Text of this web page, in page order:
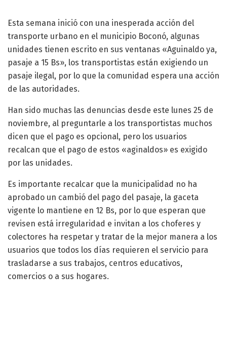
Esta semana inició con una inesperada acción del
transporte urbano en el municipio Boconó, algunas
unidades tienen escrito en sus ventanas «Aguinaldo ya,
pasaje a 15 Bs», los transportistas están exigiendo un
pasaje ilegal, por lo que la comunidad espera una acción
de las autoridades.
Han sido muchas las denuncias desde este lunes 25 de
noviembre, al preguntarle a los transportistas muchos
dicen que el pago es opcional, pero los usuarios
recalcan que el pago de estos «aginaldos» es exigido
por las unidades.
Es importante recalcar que la municipalidad no ha
aprobado un cambió del pago del pasaje, la gaceta
vigente lo mantiene en 12 Bs, por lo que esperan que
revisen está irregularidad e invitan a los choferes y
colectores ha respetar y tratar de la mejor manera a los
usuarios que todos los días requieren el servicio para
trasladarse a sus trabajos, centros educativos,
comercios o a sus hogares.